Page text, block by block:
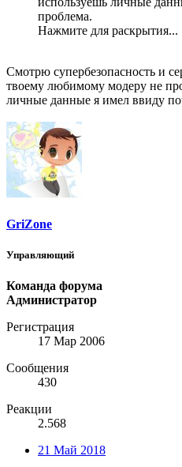
проблема.
Нажмите для раскрытия...
Смотрю супербезопасность и
твоему любимому модеру не
личные данные я имел ввиду
GriZone
Управляющий
Команда форума
Администратор
Регистрация
17 Мар 2006
Сообщения
430
Реакции
2.568
21 Май 2018